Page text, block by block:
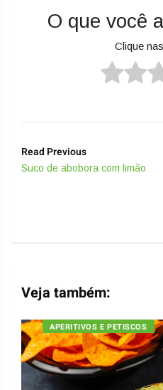
O que você
Clique
Read Previous
Suco de abobora com limão
Veja também:
APERITIVOS E PETISCOS